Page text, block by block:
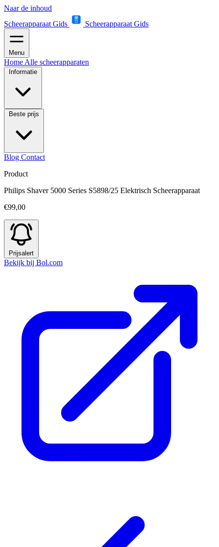
Naar de inhoud
Scheerapparaat Gids
Scheerapparaat Gids
Menu
Home Alle scheerapparaten
Informatie
Beste prijs
Blog Contact
Product
Philips Shaver 5000 Series S5898/25 Elektrisch Scheerapparaat
€99,00
Prijsalert
Bekijk bij Bol.com